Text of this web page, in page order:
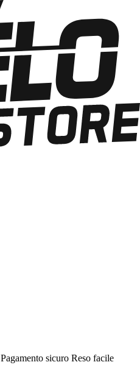
Pagamento sicuro Reso facile